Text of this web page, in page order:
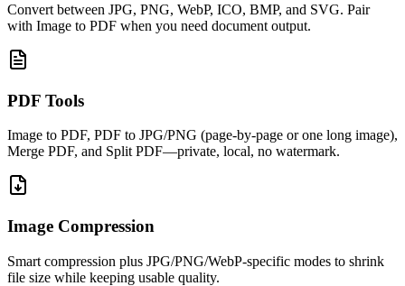
Convert between JPG, PNG, WebP, ICO, BMP, and SVG. Pair
with Image to PDF when you need document output.
PDF Tools
Image to PDF, PDF to JPG/PNG (page-by-page or one long image),
Merge PDF, and Split PDF—private, local, no watermark.
Image Compression
Smart compression plus JPG/PNG/WebP-specific modes to shrink
file size while keeping usable quality.